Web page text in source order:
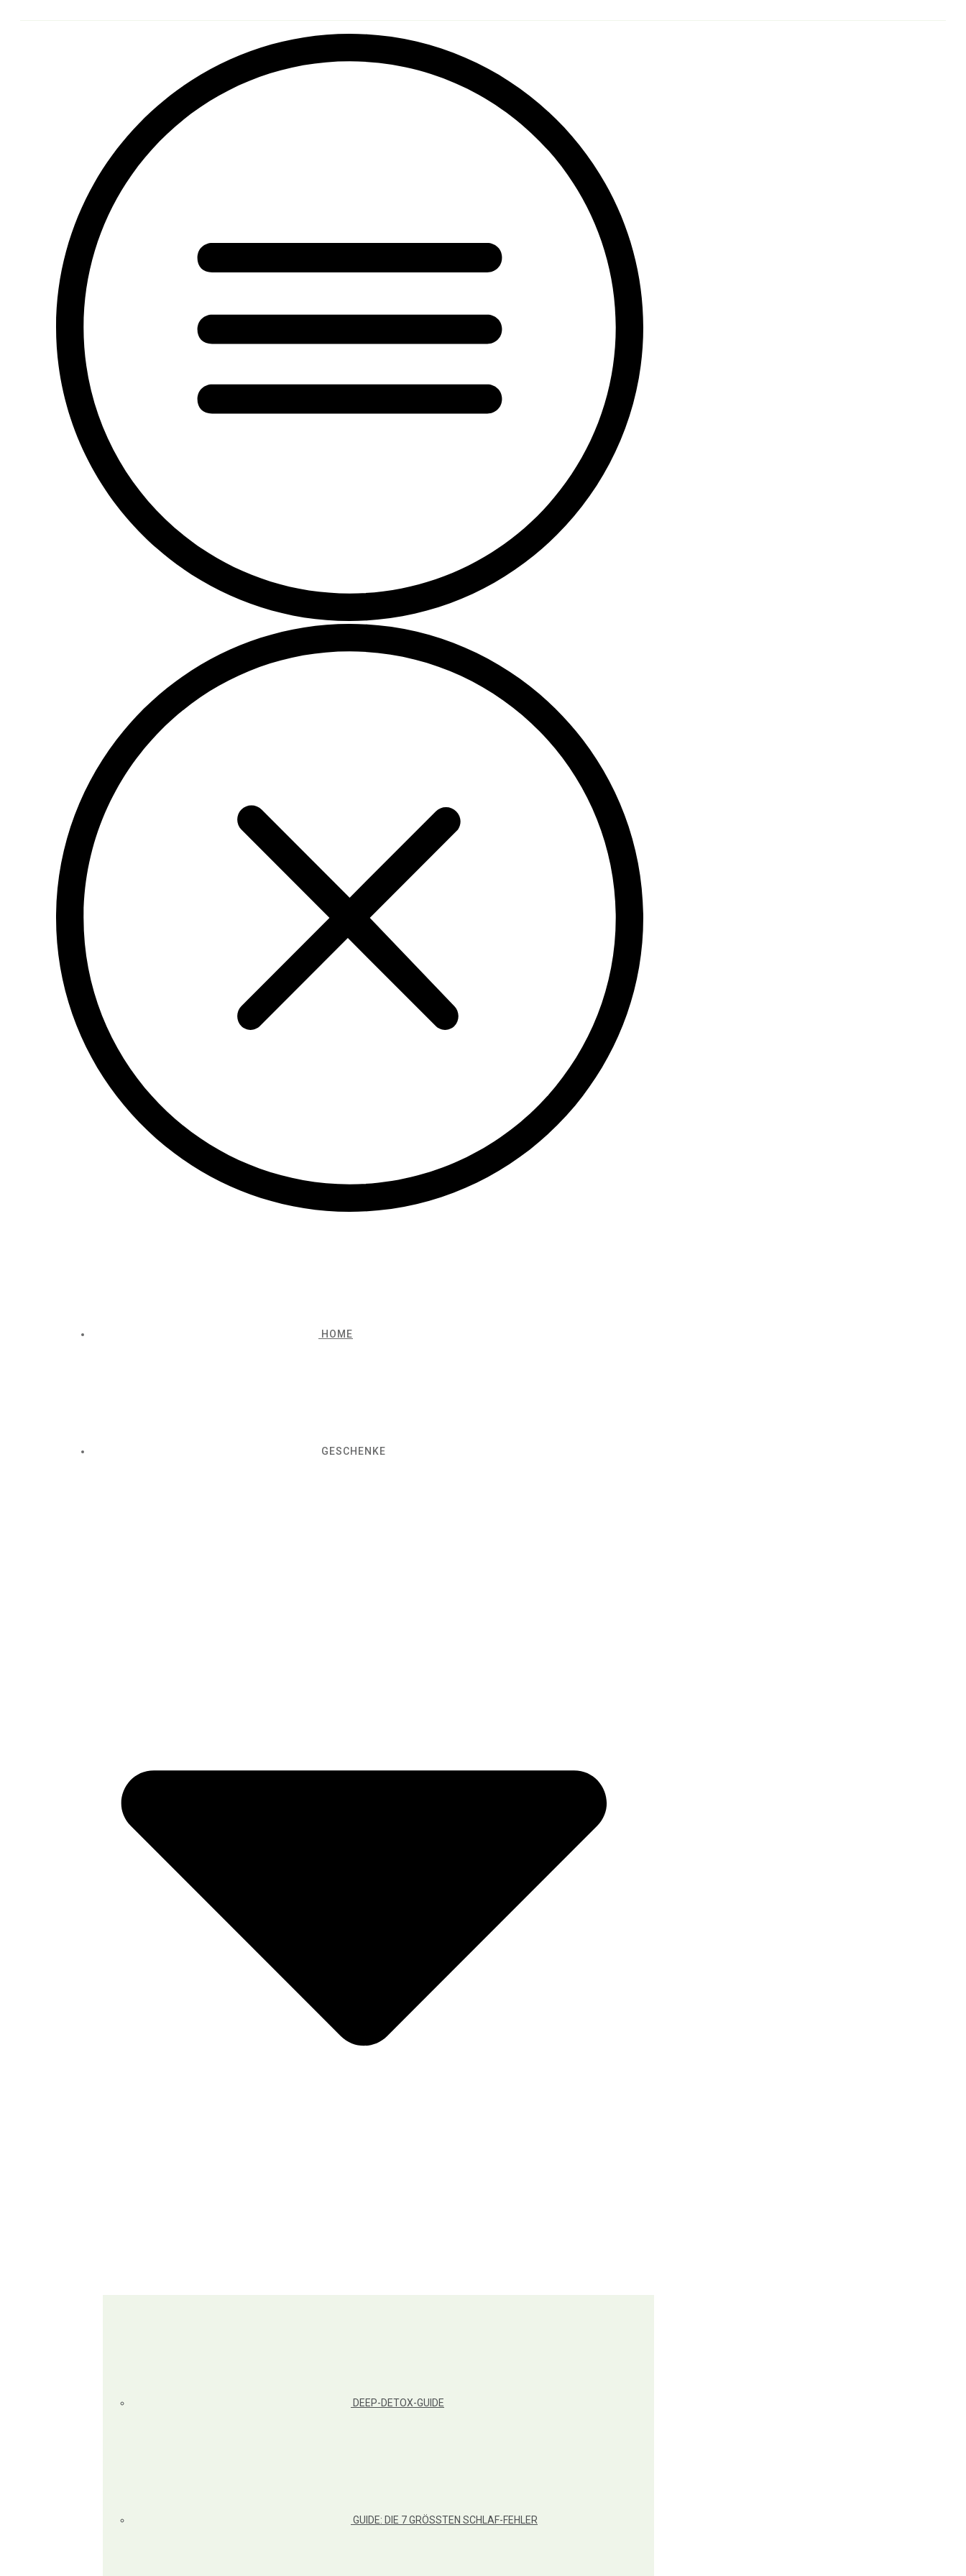
HOME
GESCHENKE
DEEP-DETOX-GUIDE
GUIDE: DIE 7 GRÖSSTEN SCHLAF-FEHLER